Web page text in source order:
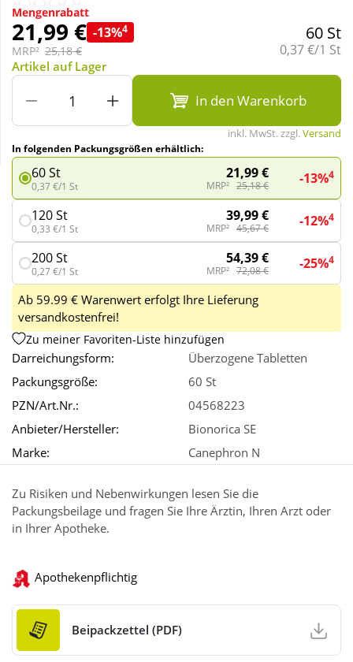
Sanitätshaus
Sport & Fitness
Tierbedarf
Wellness
Mengenrabatt
21,99 € -13%4
MRP² 25,18 €
60 St
Grundpreis:
0,37 €/1 St
Artikel auf Lager
In den Warenkorb
inkl. MwSt. zzgl.Versand
In folgenden Packungsgrößen erhältlich:
60 St
0,37 €/1 St
21,99 €
MRP² 25,18 € -13%4
120 St
0,33 €/1 St
39,99 €
MRP² 45,67 € -12%4
200 St
0,27 €/1 St
54,39 €
MRP² 72,08 € -25%4
Ab 59.99 € Warenwert erfolgt Ihre Lieferung
versandkostenfrei!
Zu meiner Favoriten-Liste hinzufügen
Darreichungsform:
Überzogene Tabletten
Packungsgröße:
60 St
PZN/Art.Nr.:
04568223
Anbieter/Hersteller:
Bionorica SE
Marke:
Canephron N
Zu Risiken und Nebenwirkungen lesen Sie die
Packungsbeilage und fragen Sie Ihre Ärztin, Ihren Arzt oder
in Ihrer Apotheke.
Apothekenpflichtig
Beipackzettel (PDF)